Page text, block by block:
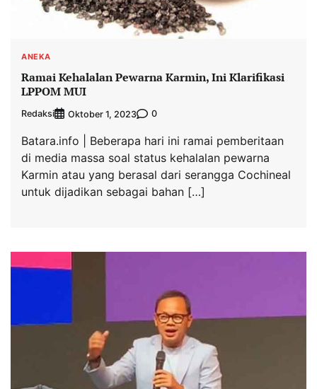
ANEKA
Ramai Kehalalan Pewarna Karmin, Ini Klarifikasi
LPPOM MUI
Redaksi Oktober 1, 2023 0
Batara.info | Beberapa hari ini ramai pemberitaan
di media massa soal status kehalalan pewarna
Karmin atau yang berasal dari serangga Cochineal
untuk dijadikan sebagai bahan […]